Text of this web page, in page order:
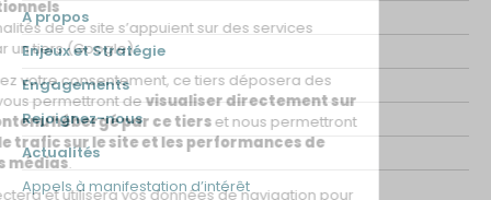
A propos
Enjeux et Stratégie
Engagements
Rejoignez-nous
Actualités
Appels à manifestation d’intérêt